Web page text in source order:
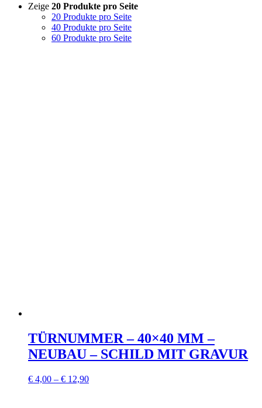
Zeige 20 Produkte pro Seite
20 Produkte pro Seite
40 Produkte pro Seite
60 Produkte pro Seite
TÜRNUMMER – 40×40 MM –
NEUBAU – SCHILD MIT GRAVUR
€ 4,00 – € 12,90